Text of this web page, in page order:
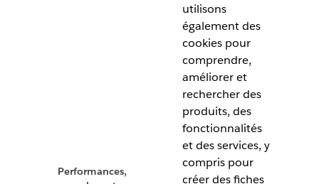
Performances,
utilisons
également des
cookies pour
comprendre,
améliorer et
rechercher des
produits, des
fonctionnalités
et des services, y
compris pour
créer des fiches